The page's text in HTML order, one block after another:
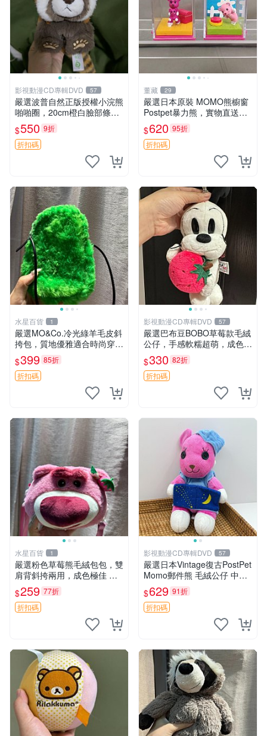
影視動漫CD專輯DVD 57
嚴選波普自然正版授權小浣熊
啪啪圈，20cm橙白臉部條紋
清晰，毛絨超萌贈品推薦。
小浣熊 波普 圈環
$550 9折
折扣碼
董藏 29
嚴選日本原裝 MOMO熊櫥窗
Postpet暴力熊，實物直送新
臺灣。MOMO熊 暴力熊 熊貓
櫥窗
$620 95折
折扣碼
水星百貨 1
嚴選MO&Co.冷光綠羊毛皮斜
挎包，質地優雅適合時尚穿搭
冷光綠 皮包 斜挎包
$399 85折
折扣碼
影視動漫CD專輯DVD 57
嚴選巴布豆BOBO草莓款毛絨
公仔，手感軟糯超萌，成色優
良適合作為收藏品或包包配
飾。可視頻確認詳情。 巴布
豆 BOBO 草莓 毛絨公仔 收藏
$330 82折
折扣碼
水星百貨 1
嚴選粉色草莓熊毛絨包包，雙
肩背斜挎兩用，成色極佳 精
準關鍵詞：草莓熊 包包 毛絨
$259 77折
折扣碼
影視動漫CD專輯DVD 57
嚴選日本Vintage復古PostPet
Momo郵件熊 毛絨公仔 中古
玩偶 快遞包到 默認次日達 po
stpet momo 玩具 玩偶
$629 91折
折扣碼